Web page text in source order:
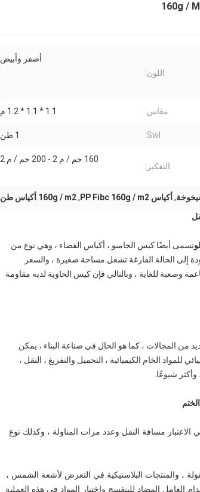
اللون:
أصفر وأبيض
مقاس: 1.1 * 1.1 * 1.2 م
Swl: 1 طن
التفكير:
160 جم ​​/ م 2 - 200 جم / م 2
, أكياس PP Fibc 160g / m2 ,160g / m2 أكياس طن
وتسمى أيضًا كيس الجامبو ، أكياس الفضاء ، وهي نوع من
إلى الحالة الفارغة تشغل مساحة صغيرة ، والسعر
وصعبة للغاية ، وبالتالي فإن كيس الحاوية لديه مقاومة
المجالات ، كما هو الحال في صناعة البناء ، يمكن
الخام الكيميائية ، التحميل والتفريغ ، النقل ،
وأكثر شيوعًا.
الاعتبار مسافة النقل وعدد مرات المناولة ، وكذلك نوع
، والمنتجات البلاستيكية في التعرض لأشعة الشمس ،
العامل المضاد للبنفسج واختيار المواد في هذه العملية